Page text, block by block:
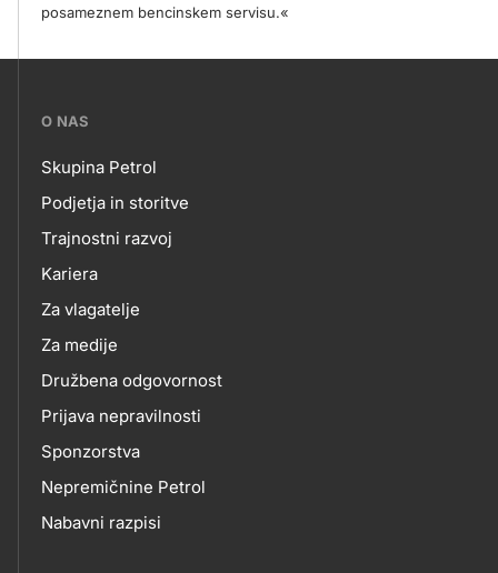
posameznem bencinskem servisu.«
???
skupno.footer-
title???
O NAS
O
NAS
Skupina Petrol
Podjetja in storitve
Trajnostni razvoj
Kariera
Za vlagatelje
Za medije
Družbena odgovornost
Prijava nepravilnosti
Sponzorstva
Nepremičnine Petrol
Nabavni razpisi